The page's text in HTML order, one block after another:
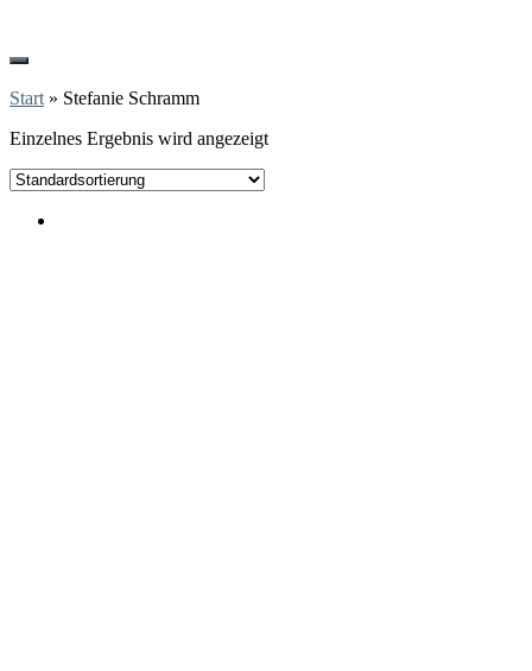
Start » Stefanie Schramm
Einzelnes Ergebnis wird angezeigt